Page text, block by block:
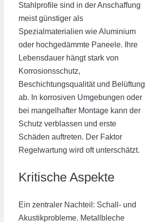
Stahlprofile sind in der Anschaffung
meist günstiger als
Spezialmaterialien wie Aluminium
oder hochgedämmte Paneele. Ihre
Lebensdauer hängt stark von
Korrosionsschutz,
Beschichtungsqualität und Belüftung
ab. In korrosiven Umgebungen oder
bei mangelhafter Montage kann der
Schutz verblassen und erste
Schäden auftreten. Der Faktor
Regelwartung wird oft unterschätzt.
Kritische Aspekte
Ein zentraler Nachteil: Schall- und
Akustikprobleme. Metallbleche